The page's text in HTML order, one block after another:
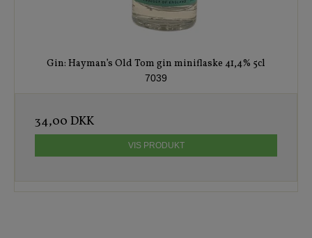
Gin: Hayman’s Old Tom gin miniflaske 41,4% 5cl
7039
34,00 DKK
VIS PRODUKT